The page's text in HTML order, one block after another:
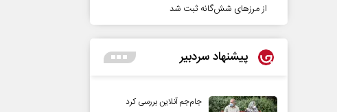
از مرزهای شش‌گانه ثبت شد
پیشنهاد سردبیر
جام‌جم آنلاین بررسی کرد